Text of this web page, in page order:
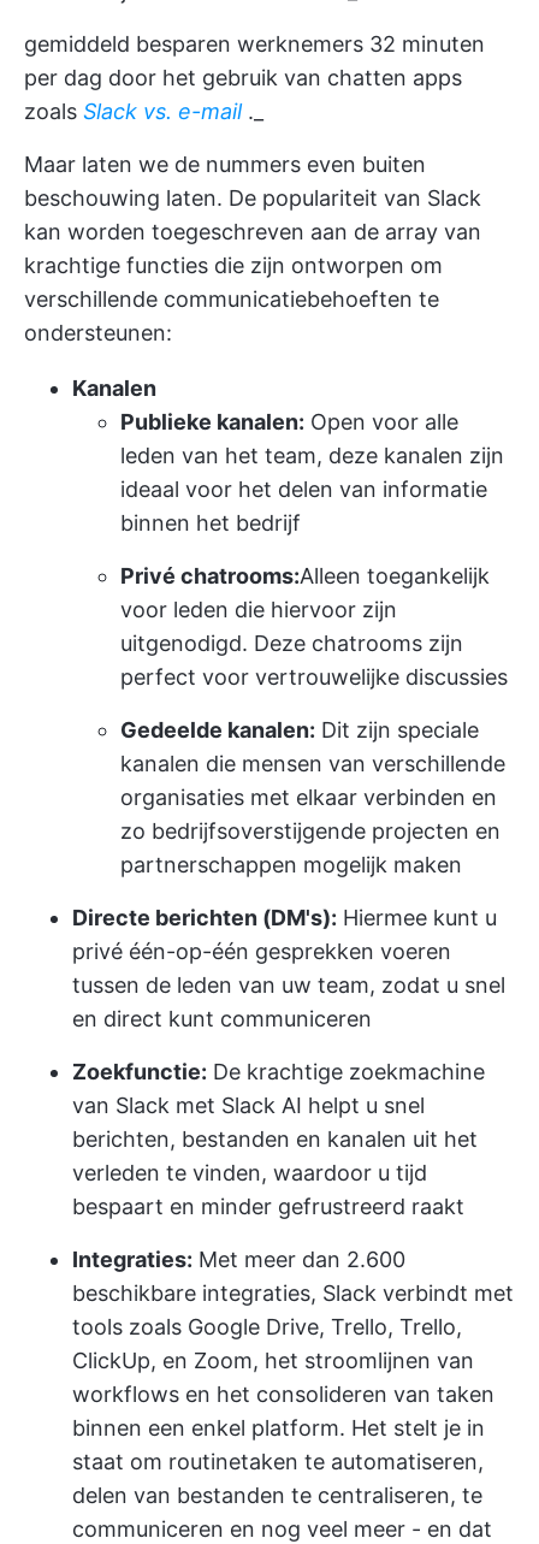
gemiddeld besparen werknemers 32 minuten
per dag door het gebruik van chatten apps
zoals Slack vs. e-mail ._
Maar laten we de nummers even buiten
beschouwing laten. De populariteit van Slack
kan worden toegeschreven aan de array van
krachtige functies die zijn ontworpen om
verschillende communicatiebehoeften te
ondersteunen:
Kanalen
Publieke kanalen: Open voor alle
leden van het team, deze kanalen zijn
ideaal voor het delen van informatie
binnen het bedrijf
Privé chatrooms:Alleen toegankelijk
voor leden die hiervoor zijn
uitgenodigd. Deze chatrooms zijn
perfect voor vertrouwelijke discussies
Gedeelde kanalen: Dit zijn speciale
kanalen die mensen van verschillende
organisaties met elkaar verbinden en
zo bedrijfsoverstijgende projecten en
partnerschappen mogelijk maken
Directe berichten (DM's): Hiermee kunt u
privé één-op-één gesprekken voeren
tussen de leden van uw team, zodat u snel
en direct kunt communiceren
Zoekfunctie: De krachtige zoekmachine
van Slack met Slack AI helpt u snel
berichten, bestanden en kanalen uit het
verleden te vinden, waardoor u tijd
bespaart en minder gefrustreerd raakt
Integraties: Met meer dan 2.600
beschikbare integraties, Slack verbindt met
tools zoals Google Drive, Trello, Trello,
ClickUp, en Zoom, het stroomlijnen van
workflows en het consolideren van taken
binnen een enkel platform. Het stelt je in
staat om routinetaken te automatiseren,
delen van bestanden te centraliseren, te
communiceren en nog veel meer - en dat